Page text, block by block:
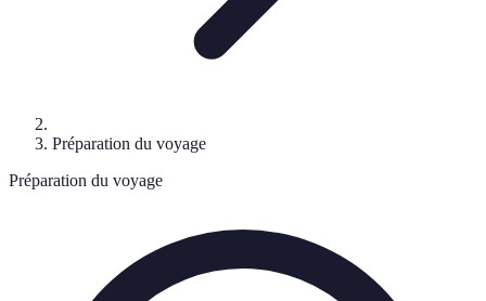
Préparation du voyage
Préparation du voyage